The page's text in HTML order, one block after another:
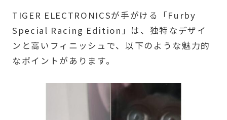
TIGER ELECTRONICSが手がける「Furby
Special Racing Edition」は、独特なデザイ
ンと高いフィニッシュで、以下のような魅力的
なポイントがあります。